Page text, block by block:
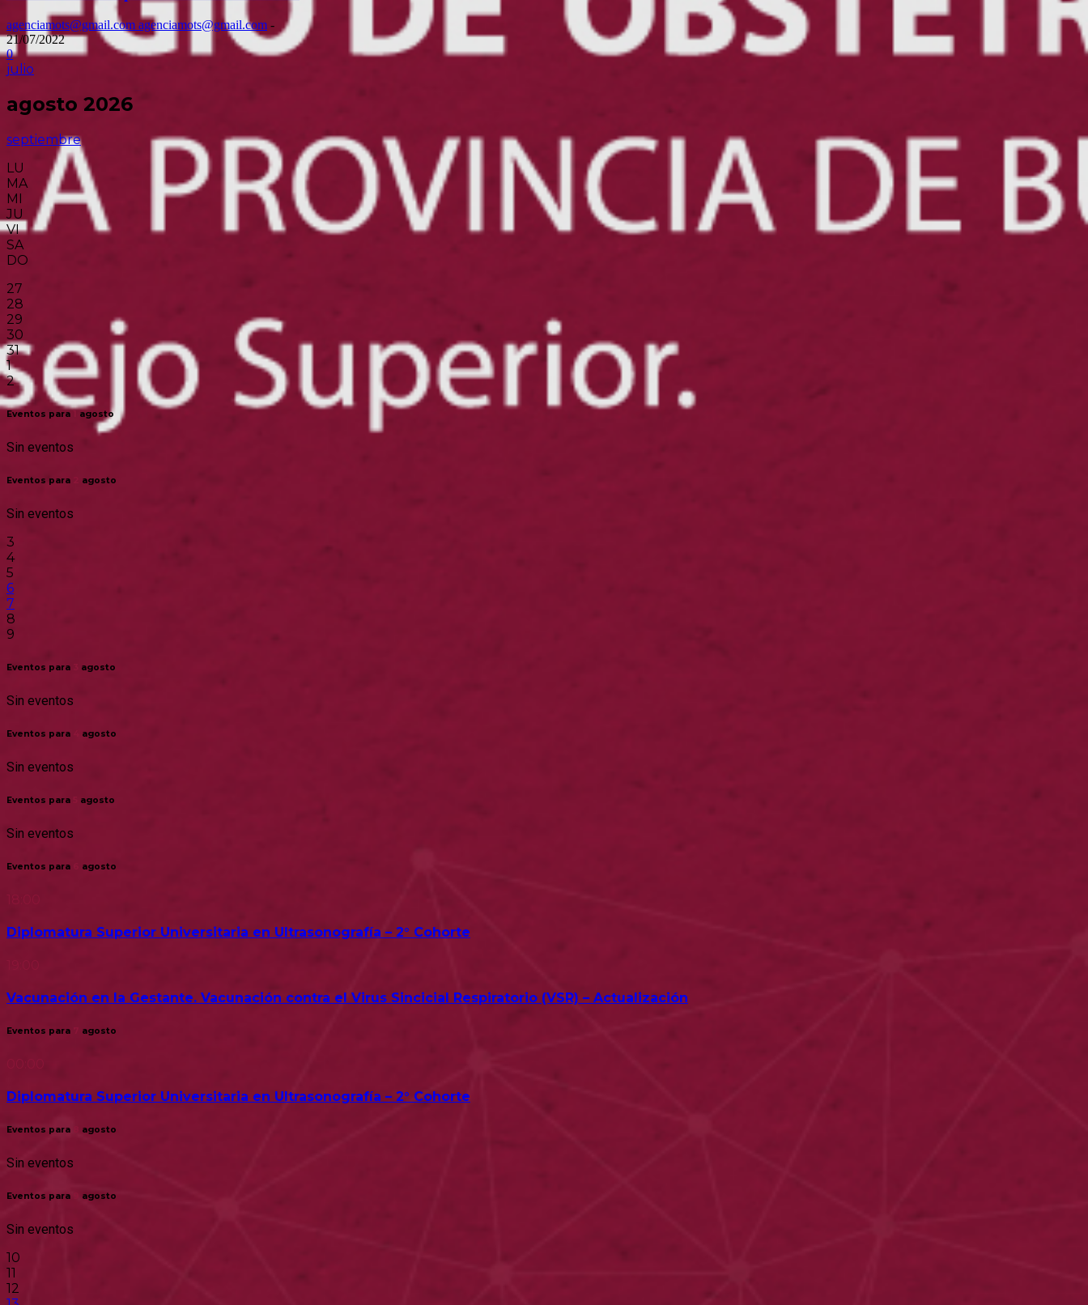
agenciamots@gmail.com agenciamots@gmail.com -
21/07/2022
0
julio
agosto 2026
septiembre
LU
MA
MI
JU
VI
SA
DO
27
28
29
30
31
1
2
Eventos para agosto
Sin eventos
Eventos para agosto
Sin eventos
3
4
5
6
7
8
9
Eventos para agosto
Sin eventos
Eventos para agosto
Sin eventos
Eventos para agosto
Sin eventos
Eventos para agosto
Diplomatura Superior Universitaria en Ultrasonografía – 2° Cohorte
Vacunación en la Gestante. Vacunación contra el Virus Sincicial Respiratorio (VSR) – Actualización
Eventos para agosto
Diplomatura Superior Universitaria en Ultrasonografía – 2° Cohorte
Eventos para agosto
Sin eventos
Eventos para agosto
Sin eventos
10
11
12